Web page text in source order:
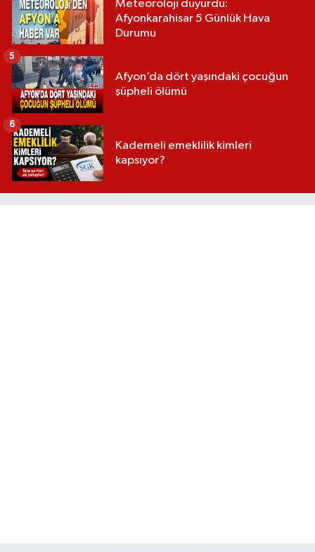
Meteoroloji duyurdu:
Afyonkarahisar 5 Günlük Hava
Durumu
Afyon’da dört yaşındaki çocuğun
şüpheli ölümü
5
Kademeli emeklilik kimleri
kapsıyor?
6